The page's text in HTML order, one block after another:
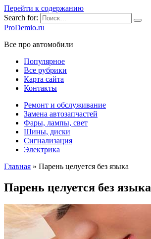
Перейти к содержанию
Search for:
ProDemio.ru
Все про автомобили
Популярное
Все рубрики
Карта сайта
Контакты
Ремонт и обслуживание
Замена автозапчастей
Фары, лампы, свет
Шины, диски
Сигнализация
Электрика
Главная » Парень целуется без языка
Парень целуется без языка